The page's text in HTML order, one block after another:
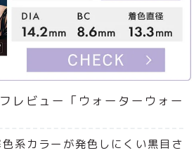
レビュー「ウォーターウォー
系カラーが発色しにくい黒目さ